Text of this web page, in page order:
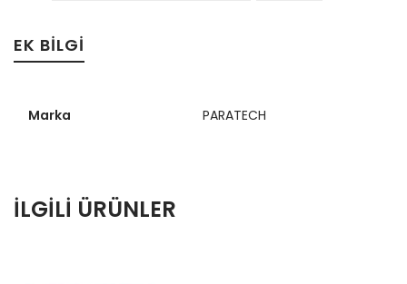
EK BILGI
Marka PARATECH
İLGILI ÜRÜNLER